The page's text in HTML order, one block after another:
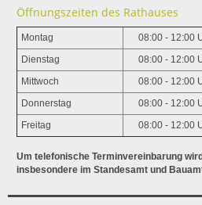
Öffnungszeiten des Rathauses
Montag 08:00 - 12:00
Dienstag 08:00 - 12:00
Mittwoch 08:00 - 12:00
Donnerstag 08:00 - 12:00
Freitag 08:00 - 12:00
Um telefonische Terminvereinbarung
insbesondere im Standesamt und